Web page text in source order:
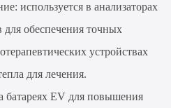
используется в анализаторах
для обеспечения точных
устройствах
для лечения.
батареях EV для повышения